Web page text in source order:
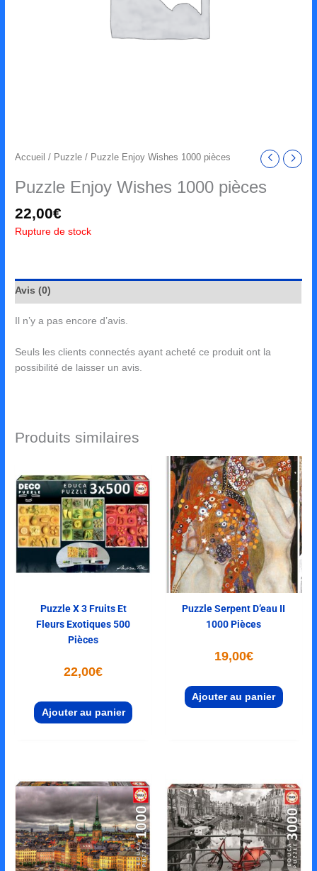
Accueil / Puzzle / Puzzle Enjoy Wishes 1000 pièces
Puzzle Enjoy Wishes 1000 pièces
22,00€
Rupture de stock
Avis (0)
Il n’y a pas encore d’avis.
Seuls les clients connectés ayant acheté ce produit ont la
possibilité de laisser un avis.
Produits similaires
Puzzle X 3 Fruits Et
Fleurs Exotiques 500
Pièces
22,00€
Ajouter au panier
Puzzle Serpent D’eau II
1000 Pièces
19,00€
Ajouter au panier